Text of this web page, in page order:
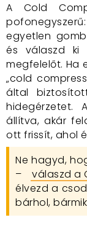
A Cold
egyetlen
és válaszd ki
megfelelőt. Ha
„cold
által
hidegérzetet.
állítva, akár
ott frissít, ahol
Ne hagyd,
– válaszd a
élvezd a
bárhol,